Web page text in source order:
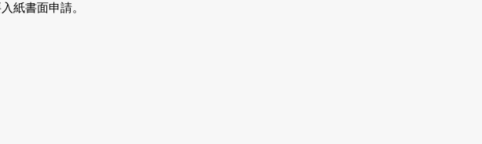
紙書面申請。